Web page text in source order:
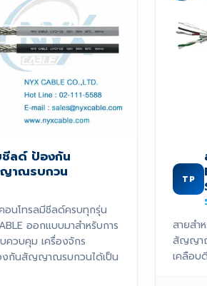
ชีลด์ ป้องกัน
าณรบกวน
อนโทรลมีชีลด์ครบทุกรุ่น
ออกแบบมาสำหรับการ
บควบคุม เครื่องจักร
กันสัญญาณรบกวนได้เป็น
TP
สายสำ
สัญญา
เคลือบ